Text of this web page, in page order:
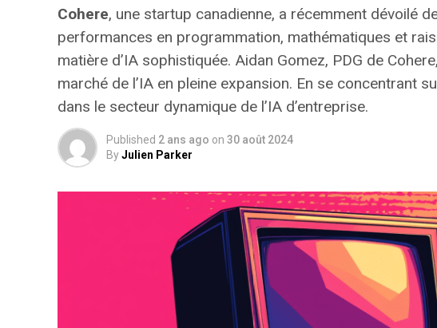
Cohere, une startup canadienne, a récemment dévoilé
performances en programmation, mathématiques et
matière d’IA sophistiquée. Aidan Gomez, PDG de
marché de l’IA en pleine expansion. En se concentrant
dans le secteur dynamique de l’IA d’entreprise.
Published 2 ans ago on 30 août 2024
ByJulien Parker